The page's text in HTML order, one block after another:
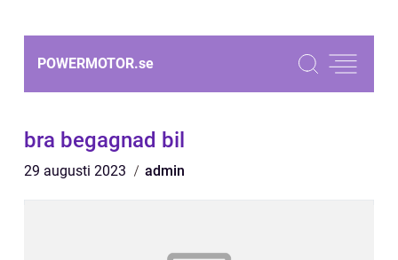
POWERMOTOR.se
bra begagnad bil
29 augusti 2023 admin